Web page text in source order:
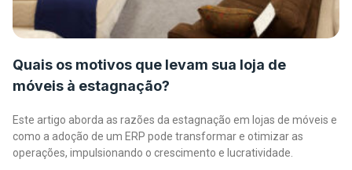
Quais os motivos que levam sua loja de
móveis à estagnação?
Este artigo aborda as razões da estagnação em lojas de móveis e
como a adoção de um ERP pode transformar e otimizar as
operações, impulsionando o crescimento e lucratividade.